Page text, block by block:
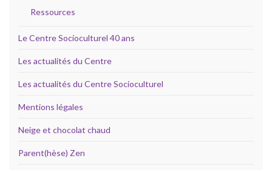
Ressources
Le Centre Socioculturel 40 ans
Les actualités du Centre
Les actualités du Centre Socioculturel
Mentions légales
Neige et chocolat chaud
Parent(hèse) Zen